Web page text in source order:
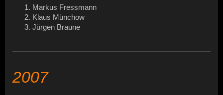
Markus Fressmann
Klaus Münchow
Jürgen Braune
2007